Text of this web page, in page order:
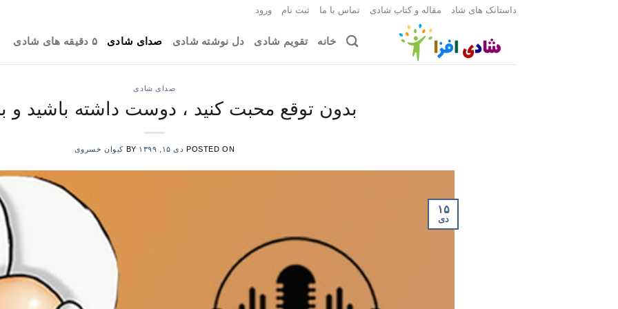
داستانک های شاد مقاله و کتاب شادی تماس با ما ثبت نام ورود
خانه تقویم شادی دل نوشته شادی صدای شادی ۵ دقیقه های شادی
صدای شادی
بدون توقع محبت کنید ، دوست داشته باشید و
POSTED ON دی ۱۵, ۱۳۹۹ BY کیوان خسروی
۱۵
دی